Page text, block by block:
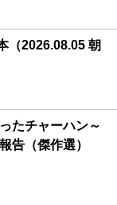
（2026.08.05 朝
たチャーハン～
告（傑作選）